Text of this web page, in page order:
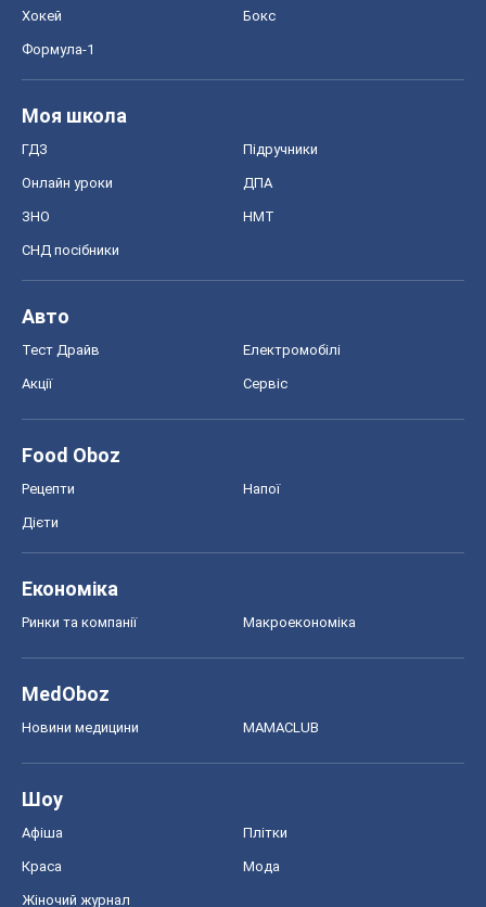
Хокей Бокс
Формула-1
Моя школа
ГДЗ Підручники
Онлайн уроки ДПА
ЗНО НМТ
СНД посібники
Авто
Тест Драйв Електромобілі
Акції Сервіс
Food Oboz
Рецепти Напої
Дієти
Економіка
Ринки та компанії Макроекономіка
MedOboz
Новини медицини MAMACLUB
Шоу
Афіша Плітки
Краса Мода
Жіночий журнал